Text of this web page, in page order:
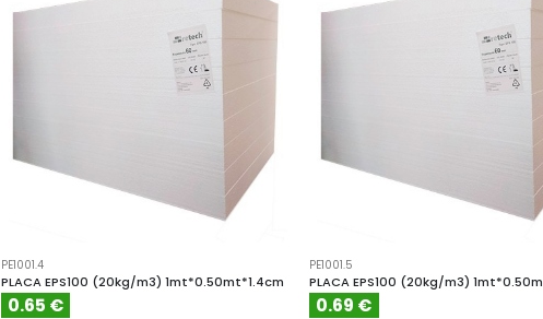
PE1001.4
PLACA EPS100 (20kg/m3) 1mt*0.50mt*1.4cm
0.65 €
PE1001.5
PLACA EPS100 (20kg/m3)
0.69 €